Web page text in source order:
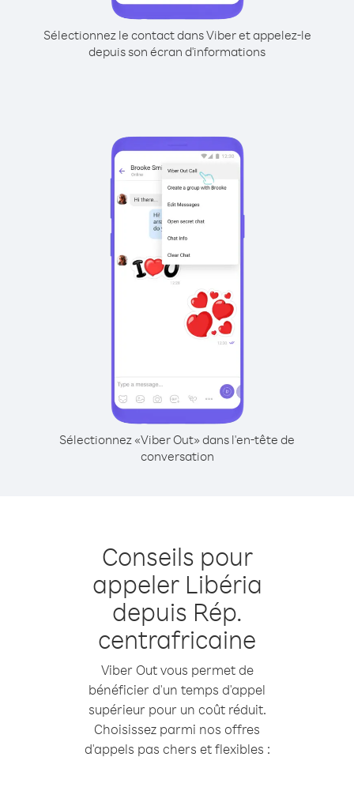
Sélectionnez le contact dans Viber et appelez-le
depuis son écran d'informations
Sélectionnez «Viber Out» dans l'en-tête de
conversation
Conseils pour
appeler Libéria
depuis Rép.
centrafricaine
Viber Out vous permet de
bénéficier d'un temps d'appel
supérieur pour un coût réduit.
Choisissez parmi nos offres
d'appels pas chers et flexibles :